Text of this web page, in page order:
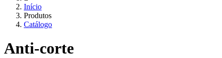
Início
Produtos
Catálogo
Anti-corte